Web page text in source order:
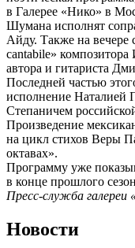
в Галерее «Нико» в
Шумана исполнят
Айду. Также на вечере
cantabile»
автора и гитариста
Последней частью
исполнение Наталией
Степаничем
Произведение
на цикл стихов Веры
октавах».
Программу уже
в конце прошлого
Пресс-служба галереи
Новости